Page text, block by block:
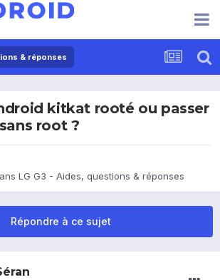
& réponses
kitkat rooté ou passer
root ?
LG G3 - Aides, questions & réponses
Répondre à ce sujet